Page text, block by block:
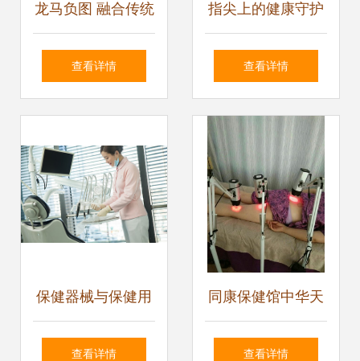
龙马负图 融合传统
智慧与现代科技的
查看详情
指尖上的健康守护
者 血糖仪选购指南
查看详情
保健器械与保健用
品 背景、发展与现
查看详情
同康保健馆中华天
灸治疗仪器与空敷
查看详情